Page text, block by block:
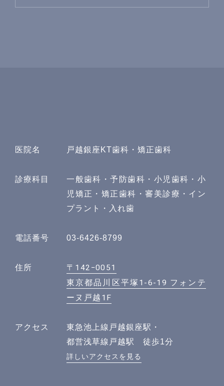
医院名 戸越銀座KT歯科・矯正歯科
診療科目
一般歯科・予防歯科・小児歯科・小
児矯正・矯正歯科・審美診療・イン
プラント・入れ歯
電話番号 03-6426-8799
住所
〒142−0051
東京都品川区平塚1-6-19 フォンテ
ーヌ戸越1F
アクセス
東急池上線戸越銀座駅・
都営浅草線戸越駅 徒歩1分
詳しいアクセスを見る